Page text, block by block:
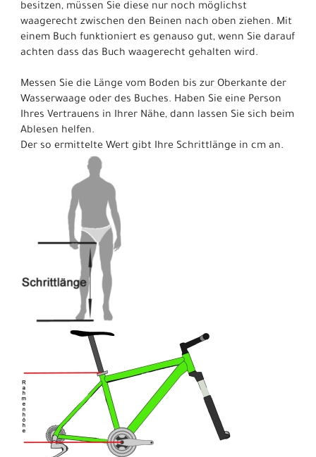
besitzen, müssen Sie diese nur noch möglichst
waagerecht zwischen den Beinen nach oben ziehen. Mit
einem Buch funktioniert es genauso gut, wenn Sie darauf
achten dass das Buch waagerecht gehalten wird.
Messen Sie die Länge vom Boden bis zur Oberkante der
Wasserwaage oder des Buches. Haben Sie eine Person
Ihres Vertrauens in Ihrer Nähe, dann lassen Sie sich beim
Ablesen helfen.
Der so ermittelte Wert gibt Ihre Schrittlänge in cm an.